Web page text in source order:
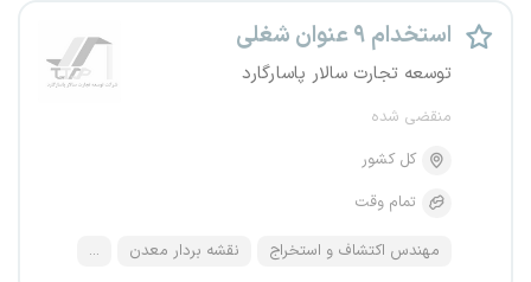
استخدام ۹ عنوان شغلی
توسعه تجارت سالار پاسارگارد
منقضی شده
کل کشور
تمام وقت
مهندس اکتشاف و استخراج نقشه بردار معدن ...